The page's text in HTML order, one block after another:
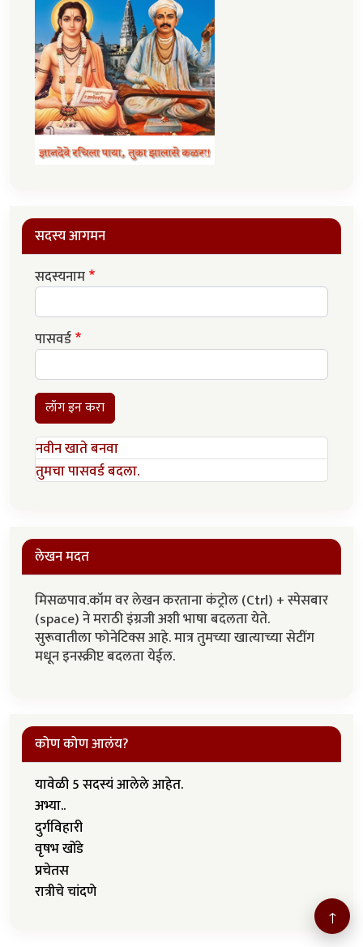
सदस्य आगमन
सदस्यनाम
पासवर्ड
लॉग इन करा
नवीन खाते बनवा
तुमचा पासवर्ड बदला.
लेखन मदत
मिसळपाव.कॉम वर लेखन करताना कंट्रोल (Ctrl) + स्पेसबार
(space) ने मराठी इंग्रजी अशी भाषा बदलता येते.
सुरूवातीला फोनेटिक्स आहे. मात्र तुमच्या खात्याच्या सेटींग
मधून इनस्क्रीप्ट बदलता येईल.
कोण कोण आलंय?
यावेळी 5 सदस्यं आलेले आहेत.
अभ्या..
दुर्गविहारी
वृषभ खोंडे
प्रचेतस
रात्रीचे चांदणे
↑